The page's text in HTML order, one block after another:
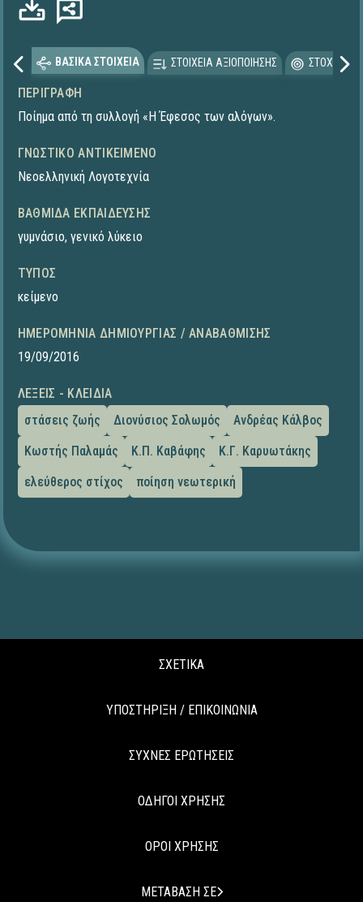
ΒΑΣΙΚΑ ΣΤΟΙΧΕΙΑ ΣΤΟΙΧΕΙΑ ΑΞΙΟΠΟΙΗΣΗΣ
ΠΕΡΙΓΡΑΦΉ
Ποίημα από τη συλλογή «Η Έφεσος των αλόγων».
ΓΝΩΣΤΙΚΌ ΑΝΤΙΚΕΊΜΕΝΟ
Νεοελληνική Λογοτεχνία
ΒΑΘΜΊΔΑ ΕΚΠΑΊΔΕΥΣΗΣ
γυμνάσιο, γενικό λύκειο
ΤΎΠΟΣ
κείμενο
ΗΜΕΡΟΜΗΝΊΑ ΔΗΜΙΟΥΡΓΊΑΣ / ΑΝΑΒΆΘΜΙΣΗΣ
19/09/2016
ΛΈΞΕΙΣ - ΚΛΕΙΔΙΆ
στάσεις ζωής
Διονύσιος Σολωμός
Ανδρέας Κάλβος
Κωστής Παλαμάς
Κ.Π. Καβάφης
Κ.Γ. Καρυωτάκης
ελεύθερος στίχος
ποίηση νεωτερική
ΣΧΕΤΙΚΑ
ΥΠΟΣΤΗΡΙΞΗ / ΕΠΙΚΟΙΝΩΝΙΑ
ΣΥΧΝΕΣ ΕΡΩΤΗΣΕΙΣ
ΟΔΗΓΟΙ ΧΡΗΣΗΣ
ΟΡΟΙ ΧΡΗΣΗΣ
ΜΕΤΑΒΑΣΗ ΣΕ